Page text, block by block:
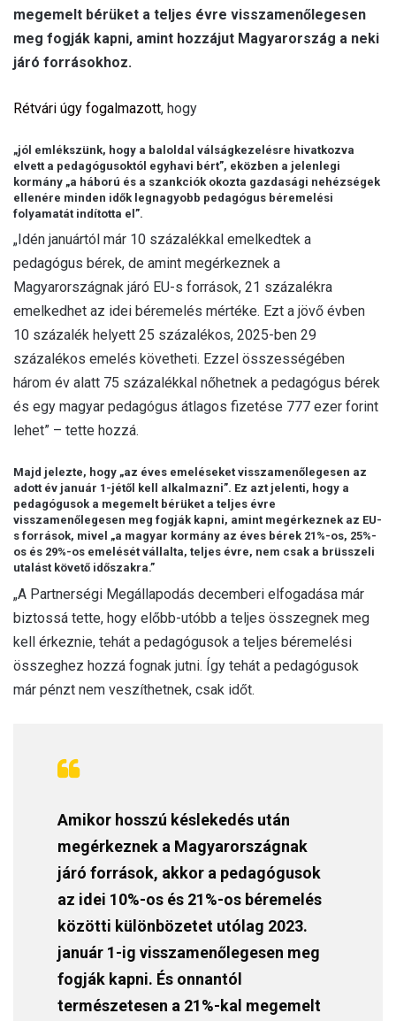
megemelt bérüket a teljes évre visszamenőlegesen
meg fogják kapni, amint hozzájut Magyarország a neki
járó forrásokhoz.
Rétvári úgy fogalmazott, hogy
„jól emlékszünk, hogy a baloldal válságkezelésre hivatkozva
elvett a pedagógusoktól egyhavi bért”, eközben a jelenlegi
kormány „a háború és a szankciók okozta gazdasági nehézségek
ellenére minden idők legnagyobb pedagógus béremelési
folyamatát indította el”.
„Idén januártól már 10 százalékkal emelkedtek a
pedagógus bérek, de amint megérkeznek a
Magyarországnak járó EU-s források, 21 százalékra
emelkedhet az idei béremelés mértéke. Ezt a jövő évben
10 százalék helyett 25 százalékos, 2025-ben 29
százalékos emelés követheti. Ezzel összességében
három év alatt 75 százalékkal nőhetnek a pedagógus bérek
és egy magyar pedagógus átlagos fizetése 777 ezer forint
lehet” – tette hozzá.
Majd jelezte, hogy „az éves emeléseket visszamenőlegesen az
adott év január 1-jétől kell alkalmazni”. Ez azt jelenti, hogy a
pedagógusok a megemelt bérüket a teljes évre
visszamenőlegesen meg fogják kapni, amint megérkeznek az EU-
s források, mivel „a magyar kormány az éves bérek 21%-os, 25%-
os és 29%-os emelését vállalta, teljes évre, nem csak a brüsszeli
utalást követő időszakra.”
„A Partnerségi Megállapodás decemberi elfogadása már
biztossá tette, hogy előbb-utóbb a teljes összegnek meg
kell érkeznie, tehát a pedagógusok a teljes béremelési
összeghez hozzá fognak jutni. Így tehát a pedagógusok
már pénzt nem veszíthetnek, csak időt.
Amikor hosszú késlekedés után
megérkeznek a Magyarországnak
járó források, akkor a pedagógusok
az idei 10%-os és 21%-os béremelés
közötti különbözetet utólag 2023.
január 1-ig visszamenőlegesen meg
fogják kapni. És onnantól
természetesen a 21%-kal megemelt